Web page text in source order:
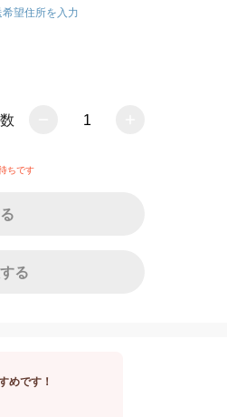
望住所を入力
1
ちです
る
めです！